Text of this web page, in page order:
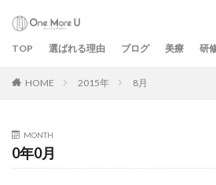
TOP 選ばれる理由 ブログ 美療 研
HOME 2015年 8月
MONTH
0年0月